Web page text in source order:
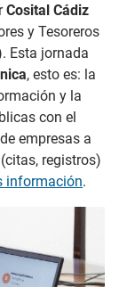
Cosital Cádiz
y Tesoreros
Esta jornada
, esto es: la
y la
con el
empresas a
registros)
información.